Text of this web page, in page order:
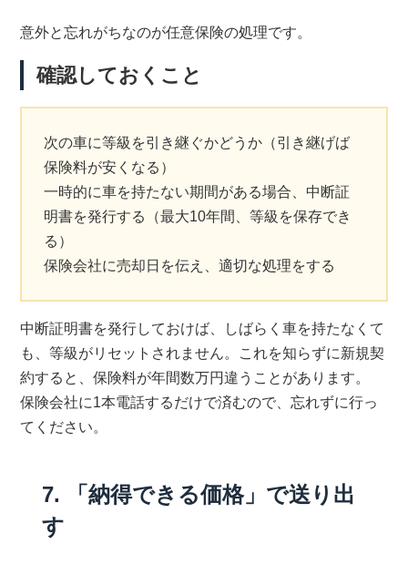
意外と忘れがちなのが任意保険の処理です。
確認しておくこと
次の車に等級を引き継ぐかどうか（引き継げば
保険料が安くなる）
一時的に車を持たない期間がある場合、中断証
明書を発行する（最大10年間、等級を保存でき
る）
保険会社に売却日を伝え、適切な処理をする
中断証明書を発行しておけば、しばらく車を持たなくて
も、等級がリセットされません。これを知らずに新規契
約すると、保険料が年間数万円違うことがあります。
保険会社に1本電話するだけで済むので、忘れずに行っ
てください。
7. 「納得できる価格」で送り出
す